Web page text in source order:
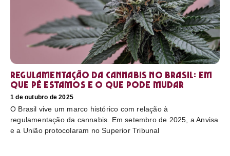
Regulamentação da cannabis no Brasil: em
que pé estamos e o que pode mudar
1 de outubro de 2025
O Brasil vive um marco histórico com relação à
regulamentação da cannabis. Em setembro de 2025, a Anvisa
e a União protocolaram no Superior Tribunal